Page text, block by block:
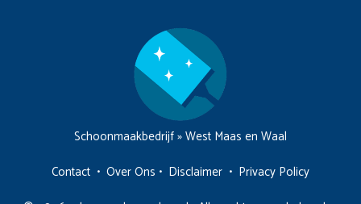
Schoonmaakbedrijf»West Maas en Waal
Contact • Over Ons • Disclaimer • Privacy Policy